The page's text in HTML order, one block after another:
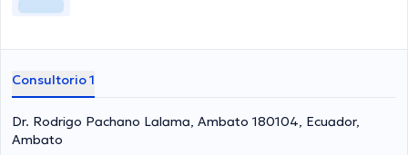
Consultorio 1
Dr. Rodrigo Pachano Lalama, Ambato 180104, Ecuador,
Ambato